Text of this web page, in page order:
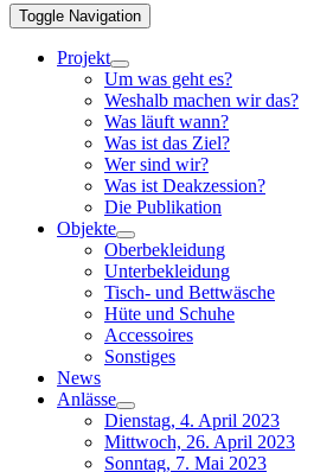
Toggle Navigation
Projekt
Um was geht es?
Weshalb machen wir das?
Was läuft wann?
Was ist das Ziel?
Wer sind wir?
Was ist Deakzession?
Die Publikation
Objekte
Oberbekleidung
Unterbekleidung
Tisch- und Bettwäsche
Hüte und Schuhe
Accessoires
Sonstiges
News
Anlässe
Dienstag, 4. April 2023
Mittwoch, 26. April 2023
Sonntag, 7. Mai 2023